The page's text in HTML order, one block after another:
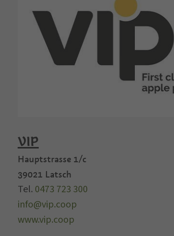
VIP
Hauptstrasse 1/c
39021 Latsch
Tel. 0473 723 300
info@vip.coop
www.vip.coop